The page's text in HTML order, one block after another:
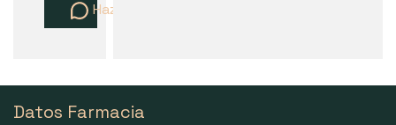
Haz una pregunta
Datos Farmacia